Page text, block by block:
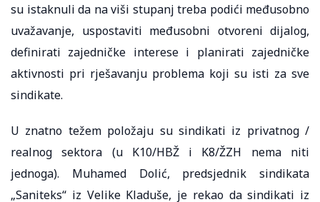
su istaknuli da na viši stupanj treba podići međusobno
uvažavanje, uspostaviti međusobni otvoreni dijalog,
definirati zajedničke interese i planirati zajedničke
aktivnosti pri rješavanju problema koji su isti za sve
sindikate.
U znatno težem položaju su sindikati iz privatnog /
realnog sektora (u K10/HBŽ i K8/ŽZH nema niti
jednoga). Muhamed Dolić, predsjednik sindikata
„Saniteks“ iz Velike Kladuše, je rekao da sindikati iz